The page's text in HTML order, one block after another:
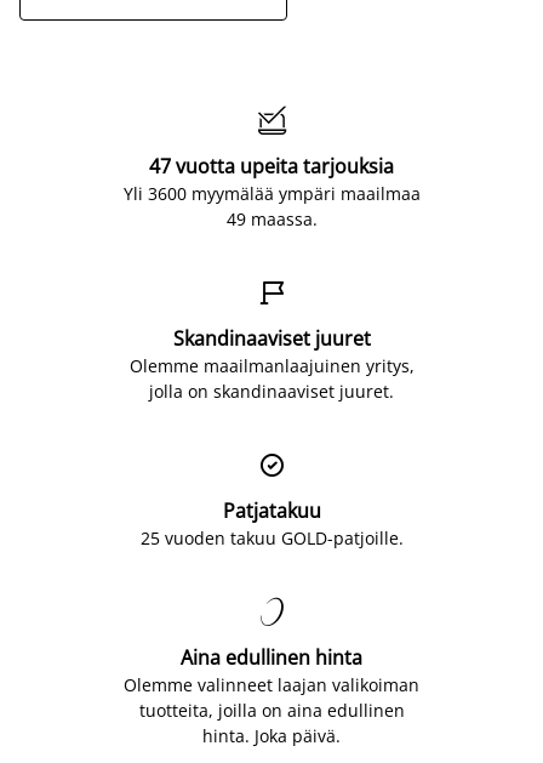

47 vuotta upeita tarjouksia
Yli 3600 myymälää ympäri maailmaa
49 maassa.

Skandinaaviset juuret
Olemme maailmanlaajuinen yritys,
jolla on skandinaaviset juuret.

Patjatakuu
25 vuoden takuu GOLD-patjoille.

Aina edullinen hinta
Olemme valinneet laajan valikoiman
tuotteita, joilla on aina edullinen
hinta. Joka päivä.